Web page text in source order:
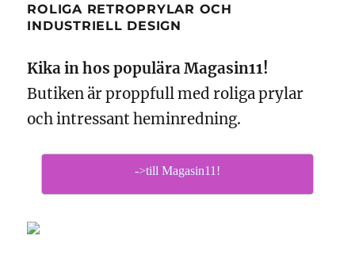
ROLIGA RETROPRYLAR OCH
INDUSTRIELL DESIGN
Kika in hos populära Magasin11!
Butiken är proppfull med roliga prylar
och intressant heminredning.
->till Magasin11!